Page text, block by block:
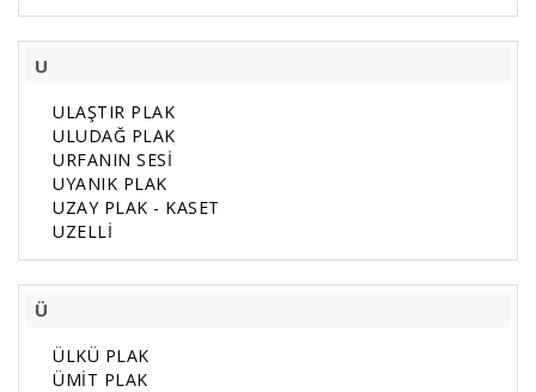
U
ULAŞTIR PLAK
ULUDAĞ PLAK
URFANIN SESİ
UYANIK PLAK
UZAY PLAK - KASET
UZELLİ
Ü
ÜLKÜ PLAK
ÜMİT PLAK